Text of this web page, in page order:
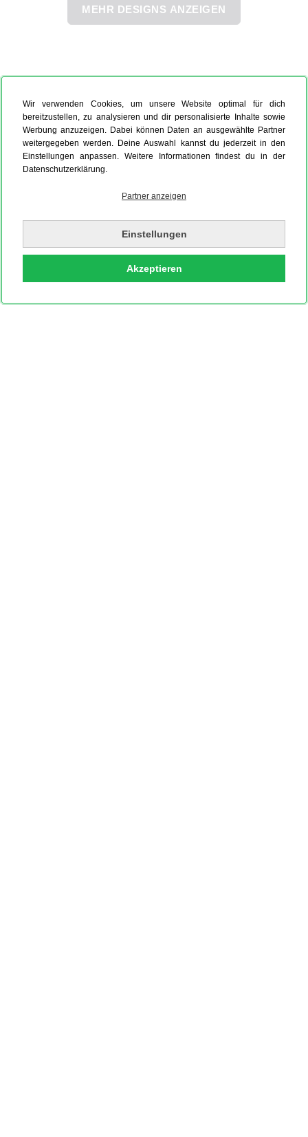
Wir verwenden Cookies, um unsere Website optimal für dich
bereitzustellen, zu analysieren und dir personalisierte Inhalte sowie
Werbung anzuzeigen. Dabei können Daten an ausgewählte Partner
weitergegeben werden. Deine Auswahl kannst du jederzeit in den
Einstellungen anpassen. Weitere Informationen findest du in der
Datenschutzerklärung.
Partner anzeigen
Einstellungen
Akzeptieren
MEHR DESIGNS ANZEIGEN